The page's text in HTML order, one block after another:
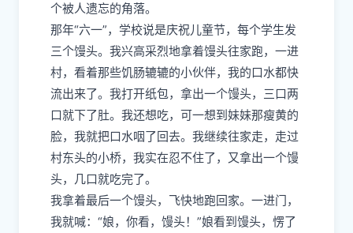
个被人遗忘的角落。
那年“六一”，学校说是庆祝儿童节，每个学生发
三个馒头。我兴高采烈地拿着馒头往家跑，一进
村，看着那些饥肠辘辘的小伙伴，我的口水都快
流出来了。我打开纸包，拿出一个馒头，三口两
口就下了肚。我还想吃，可一想到妹妹那瘦黄的
脸，我就把口水咽了回去。我继续往家走，走过
村东头的小桥，我实在忍不住了，又拿出一个馒
头，几口就吃完了。
我拿着最后一个馒头，飞快地跑回家。一进门，
我就喊：“娘，你看，馒头！”娘看到馒头，愣了